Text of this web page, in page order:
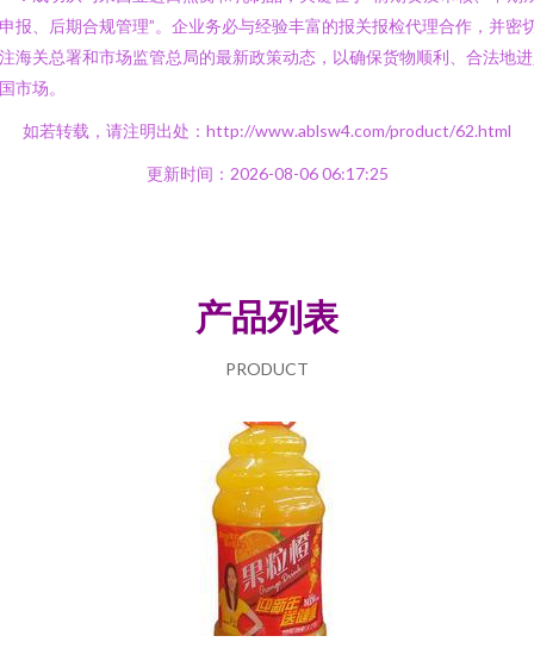
报、后期合规管理”。企业务必与经验丰富的报关报检代理合作，并密
海关总署和市场监管总局的最新政策动态，以确保货物顺利、合法地
市场。
如若转载，请注明出处：http://www.ablsw4.com/product/62.html
更新时间：2026-08-06 06:17:25
产品列表
PRODUCT